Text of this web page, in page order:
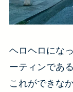
ヘロヘロにな
ーティンであ
これができな